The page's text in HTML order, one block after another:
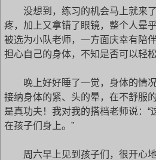
没想到，练习的机会马上就来了
疼，加上又拿错了眼镜，整个人晕
被选为小队老师，一方面庆幸有陪
担心自己的身体，不知是否可以轻
晚上好好睡了一觉，身体的情况
接纳身体的紧、头的晕，在不舒服
是真功夫！我对我的搭档老师说：“
在孩子们身上。”
周六早上见到孩子们，很开心地